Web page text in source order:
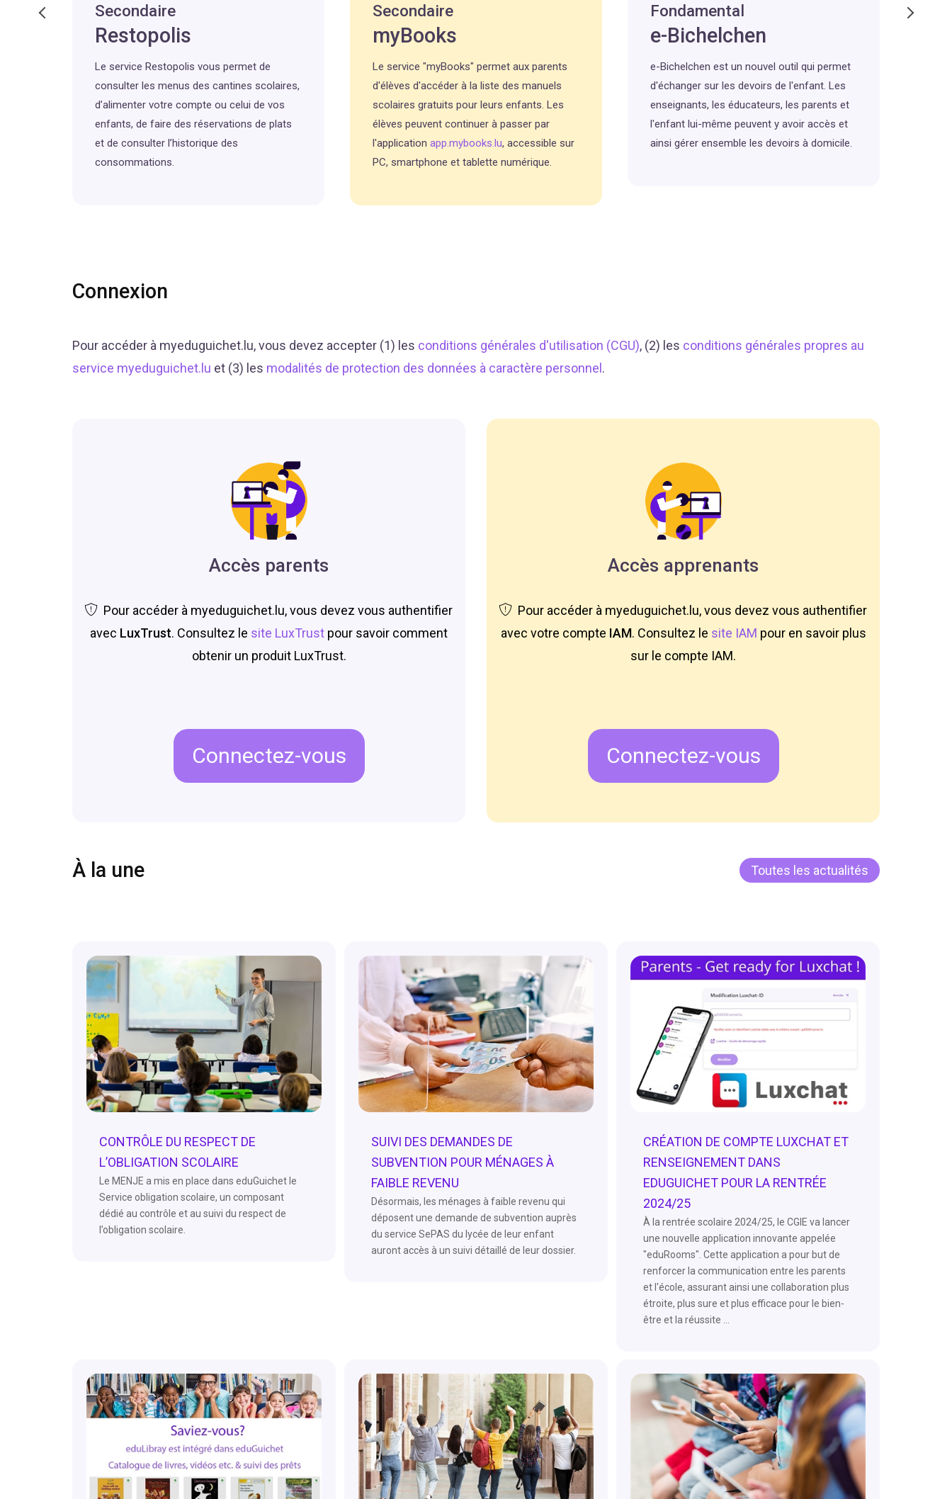
Secondaire
Restopolis
Le service Restopolis vous permet de
consulter les menus des cantines scolaires,
d’alimenter votre compte ou celui de vos
enfants, de faire des réservations de plats
et de consulter l’historique des
consommations.
Secondaire
myBooks
Le service "myBooks" permet aux parents
d'élèves d'accéder à la liste des manuels
scolaires gratuits pour leurs enfants. Les
élèves peuvent continuer à passer par
l'application app.mybooks.lu, accessible sur
PC, smartphone et tablette numérique.
Fondamental
e-Bichelchen
e-Bichelchen est un nouvel outil qui permet
d'échanger sur les devoirs de l'enfant. Les
enseignants, les éducateurs, les parents et
l'enfant lui-même peuvent y avoir accès et
ainsi gérer ensemble les devoirs à domicile.
Connexion
Pour accéder à myeduguichet.lu, vous devez accepter (1) les conditions générales d'utilisation (CGU), (2) les conditions générales propres au
service myeduguichet.lu et (3) les modalités de protection des données à caractère personnel .
Accès parents
Pour accéder à myeduguichet.lu, vous devez vous authentifier
avec LuxTrust. Consultez le site LuxTrust pour savoir comment
obtenir un produit LuxTrust.
Connectez-vous
Accès apprenants
Pour accéder à myeduguichet.lu, vous devez vous authentifier
avec votre compte IAM. Consultez le site IAM pour en savoir plus
sur le compte IAM.
Connectez-vous
À la une Toutes les actualités
CONTRÔLE DU RESPECT DE
L’OBLIGATION SCOLAIRE
Le MENJE a mis en place dans eduGuichet le
Service obligation scolaire, un composant
dédié au contrôle et au suivi du respect de
l’obligation scolaire.
SUIVI DES DEMANDES DE
SUBVENTION POUR MÉNAGES À
FAIBLE REVENU
Désormais, les ménages à faible revenu qui
déposent une demande de subvention auprès
du service SePAS du lycée de leur enfant
auront accès à un suivi détaillé de leur dossier.
CRÉATION DE COMPTE LUXCHAT ET
RENSEIGNEMENT DANS
EDUGUICHET POUR LA RENTRÉE
2024/25
À la rentrée scolaire 2024/25, le CGIE va lancer
une nouvelle application innovante appelée
"eduRooms". Cette application a pour but de
renforcer la communication entre les parents
et l'école, assurant ainsi une collaboration plus
étroite, plus sure et plus efficace pour le bien-
être et la réussite ...